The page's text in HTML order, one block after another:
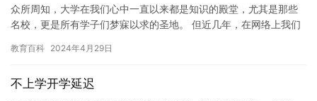
众所周知，大学在我们心中一直以来都是知识的殿堂，尤其是那些
名校，更是所有学子们梦寐以求的圣地。 但近几年，在网络上我们
华…
教育百科 2024年4月29日
不上学开学延迟